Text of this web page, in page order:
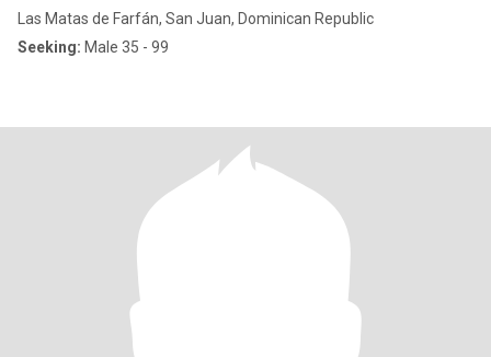
Las Matas de Farfán, San Juan, Dominican Republic
Seeking: Male 35 - 99